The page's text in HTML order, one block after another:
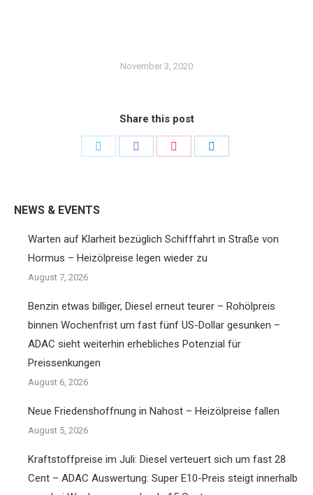
November 3, 2020
Share this post
NEWS & EVENTS
Warten auf Klarheit bezüglich Schifffahrt in Straße von
Hormus – Heizölpreise legen wieder zu
August 7, 2026
Benzin etwas billiger, Diesel erneut teurer – Rohölpreis
binnen Wochenfrist um fast fünf US-Dollar gesunken –
ADAC sieht weiterhin erhebliches Potenzial für
Preissenkungen
August 6, 2026
Neue Friedenshoffnung in Nahost – Heizölpreise fallen
August 5, 2026
Kraftstoffpreise im Juli: Diesel verteuert sich um fast 28
Cent – ADAC Auswertung: Super E10-Preis steigt innerhalb